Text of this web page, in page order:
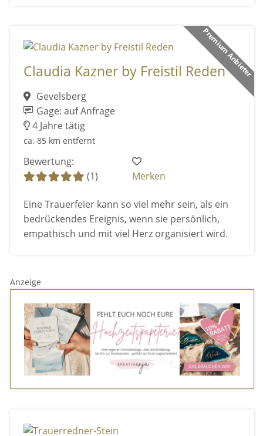
Premium Anbieter
Claudia Kazner by Freistil Reden
Gevelsberg
Gage: auf Anfrage
4 Jahre tätig
ca. 85 km entfernt
Bewertung:
(1)
Merken
Eine Trauerfeier kann so viel mehr sein, als ein
bedrückendes Ereignis, wenn sie persönlich,
empathisch und mit viel Herz organisiert wird.
Anzeige